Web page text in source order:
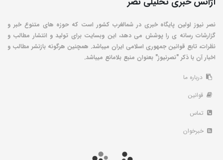
نصر نیوز اولین پایگاه خبری در شمالغرب کشور است که حوزه های متنوع خبر و
گزارشات رسانه ی را پوشش می دهد، این وبسایت برای تولید و انتشار مطالب و
نظرات، تابع قوانین جمهوری اسلامی ایران میباشد. همچنین هرگونه بازنشر مطالب و
اخبار آن با ذکر "نصرنیوز" بعنوان منبع بلامانع میباشد.
درباره ما
قوانین
تماس
خبرخوان